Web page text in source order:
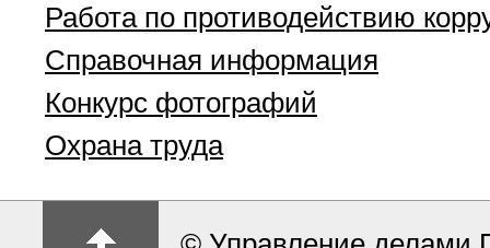
Работа по противодействию
Справочная информация
Конкурс фотографий
Охрана труда